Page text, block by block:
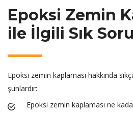
Epoksi Zemin
ile İlgili Sık
Epoksi zemin kaplaması hakkında
şunlardır:
Epoksi zemin kaplaması ne